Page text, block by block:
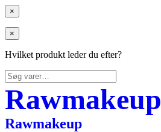
×
×
Hvilket produkt leder du efter?
Søg
efter:
Rawmakeup
Rawmakeup